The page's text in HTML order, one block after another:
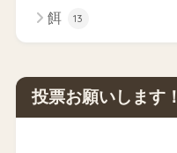
餌 13
投票お願いします！